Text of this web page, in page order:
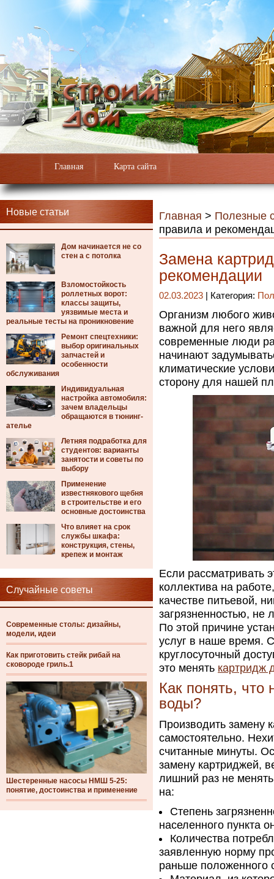
Главная Карта сайта
Новые статьи
Дом начинается не со
стен а с потолка
Взломостойкость
роллетных ворот:
классы защиты,
уязвимые места и
реальные тесты на проникновение
Ремонт спецтехники:
выбор оригинальных
запчастей и
особенности
обслуживания
Индивидуальная
настройка автомобиля:
зачем владельцы
обращаются в тюнинг-
ателье
Летняя подработка для
студентов: варианты
занятости и советы по
выбору
Применение
известнякового щебня
в строительстве и его
основные достоинства
Что влияет на срок
службы шкафа:
конструкция, стены,
крепеж и монтаж
Случайные советы
Современные столы: дизайны,
модели, идеи
Как приготовить стейк рибай на
сковороде гриль.1
Шестеренные насосы НМШ 5-25:
понятие, достоинства и применение
Главная > Полезные
правила и
Замена
рекомендации
02.03.2023 | Категория:
Организм любого
важной для него
современные люди
начинают
климатические
сторону для нашей
Если рассматривать
коллектива на
качестве питьевой,
загрязненностью, не
По этой причине
услуг в наше время.
круглосуточный
это менять картридж
Как понять, что
воды?
Производить замену
самостоятельно.
считанные минуты.
замену картриджей,
лишний раз не
на:
Степень
населенного пункта
Количества
заявленную норму
раньше положенного